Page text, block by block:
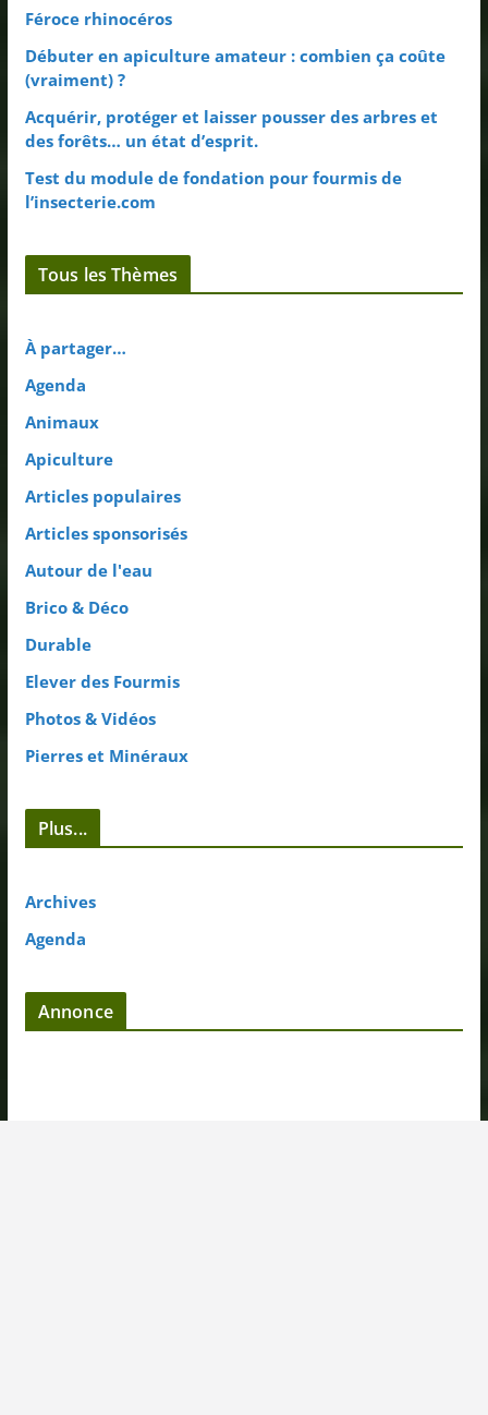
Féroce rhinocéros
Débuter en apiculture amateur : combien ça coûte
(vraiment) ?
Acquérir, protéger et laisser pousser des arbres et
des forêts… un état d’esprit.
Test du module de fondation pour fourmis de
l’insecterie.com
Tous les Thèmes
À partager…
Agenda
Animaux
Apiculture
Articles populaires
Articles sponsorisés
Autour de l'eau
Brico & Déco
Durable
Elever des Fourmis
Photos & Vidéos
Pierres et Minéraux
Plus...
Archives
Agenda
Annonce